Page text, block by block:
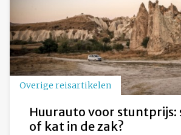
Overige reisartikelen
Huurauto voor stuntprijs:
of kat in de zak?